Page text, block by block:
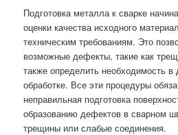
Подготовка металла к сварке
оценки качества исходного
техническим требованиям. Это
возможные дефекты, такие как
также определить необходимость в
обработке. Все эти процедуры
неправильная подготовка
образованию дефектов в сварном
трещины или слабые соединения.